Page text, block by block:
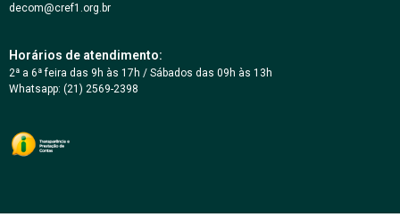
decom@cref1.org.br
Horários de atendimento:
2ª a 6ª feira das 9h às 17h / Sábados das 09h às 13h
Whatsapp: (21) 2569-2398